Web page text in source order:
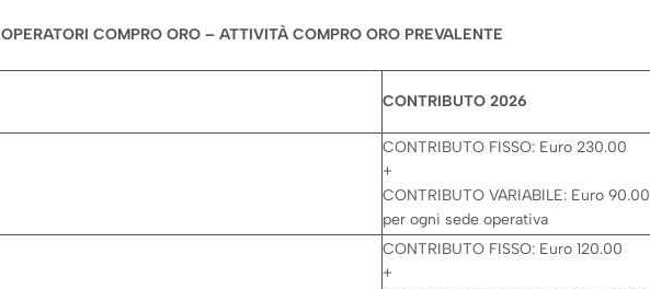
OPERATORI COMPRO ORO – ATTIVITÀ COMPRO ORO PREVALENTE
CONTRIBUTO 2026
CONTRIBUTO FISSO: Euro 230.00
+
CONTRIBUTO VARIABILE: Euro 90.00
per ogni sede operativa
CONTRIBUTO FISSO: Euro 120.00
+